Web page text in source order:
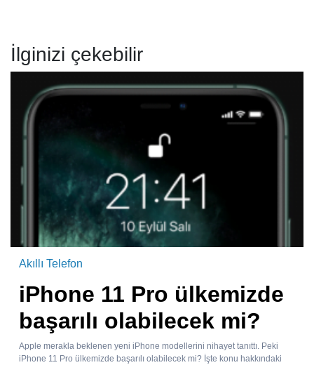
İlginizi çekebilir
Akıllı Telefon
iPhone 11 Pro ülkemizde
başarılı olabilecek mi?
Apple merakla beklenen yeni iPhone modellerini nihayet tanıttı. Peki
iPhone 11 Pro ülkemizde başarılı olabilecek mi? İşte konu hakkındaki